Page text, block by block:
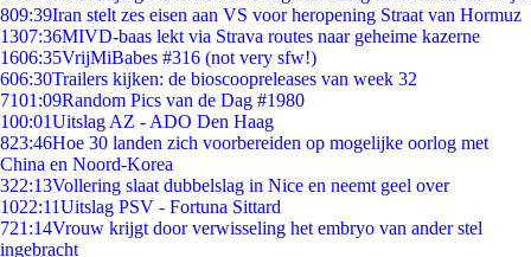
809:39Iran stelt zes eisen aan VS voor heropening Straat van Hormuz
1307:36MIVD-baas lekt via Strava routes naar geheime kazerne
1606:35VrijMiBabes #316 (not very sfw!)
606:30Trailers kijken: de bioscoopreleases van week 32
7101:09Random Pics van de Dag #1980
100:01Uitslag AZ - ADO Den Haag
823:46Hoe 30 landen zich voorbereiden op mogelijke oorlog met
China en Noord-Korea
322:13Vollering slaat dubbelslag in Nice en neemt geel over
1022:11Uitslag PSV - Fortuna Sittard
721:14Vrouw krijgt door verwisseling het embryo van ander stel
ingebracht